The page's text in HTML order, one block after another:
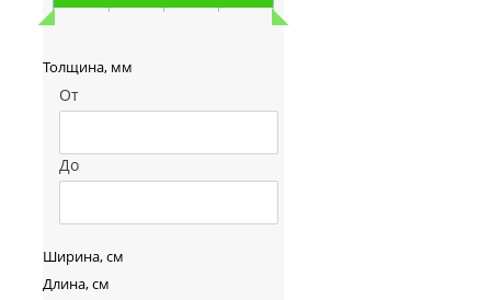
Толщина, мм
От
До
Ширина, см
Длина, см